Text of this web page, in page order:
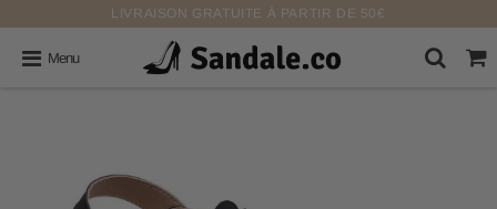
LIVRAISON GRATUITE À PARTIR DE 50€
Menu